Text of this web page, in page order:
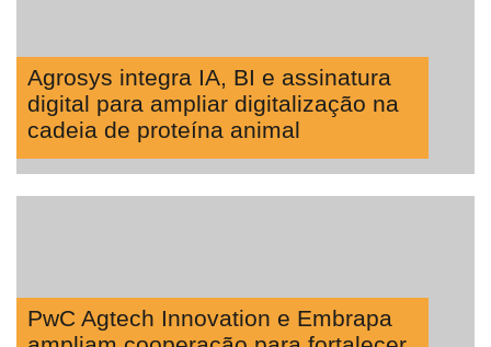
Agrosys integra IA, BI e assinatura
digital para ampliar digitalização na
cadeia de proteína animal
PwC Agtech Innovation e Embrapa